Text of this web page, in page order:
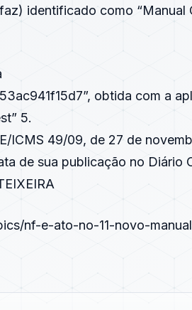
) identificado como “Manual
obtida com a
5.
ICMS 49/09, de 27 de
de sua publicação no Diário
nf-e-ato-no-11-novo-